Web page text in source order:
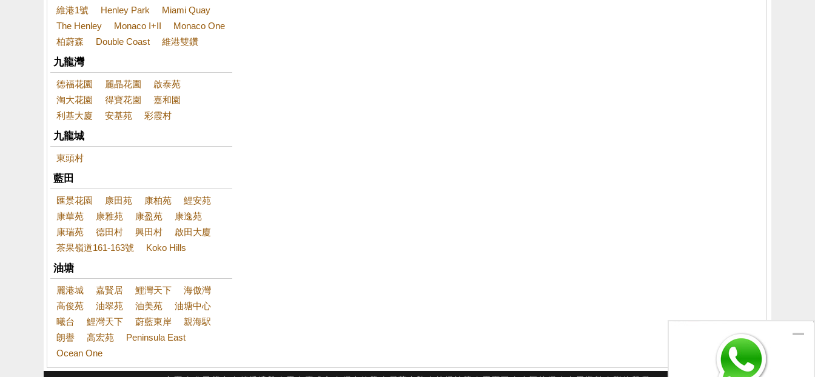
維港1號
Henley Park
Miami Quay
The Henley
Monaco I+II
Monaco One
柏蔚森
Double Coast 維港雙鑽
九龍灣
德福花園 麗晶花園
啟泰苑
淘大花園
得寶花園
嘉和園
利基大廈
安基苑 彩霞村
九龍城
東頭村
藍田
匯景花園 康田苑 康柏苑
鯉安苑
康華苑
康雅苑 康盈苑
康逸苑
康瑞苑
德田村 興田村
啟田大廈
茶果嶺道161-163號
Koko Hills
油塘
麗港城 嘉賢居 鯉灣天下
海傲灣
高俊苑
油翠苑 油美苑
油塘中心
曦台
鯉灣天下 蔚藍東岸
親海駅
朗譽
高宏苑
Peninsula East
Ocean One